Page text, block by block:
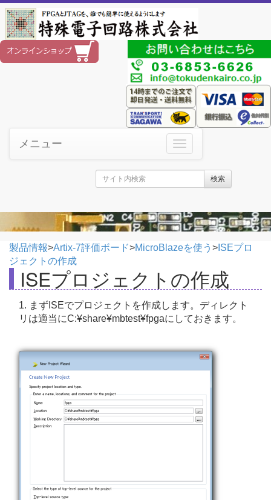
メニュー
検索
製品情報>Artix-7評価ボード>MicroBlazeを使う > ISEプロ
ジェクトの作成
ISEプロジェクトの作成
1. まずISEでプロジェクトを作成します。ディレクト
リは適当にC:¥share¥mbtest¥fpgaにしておきます。